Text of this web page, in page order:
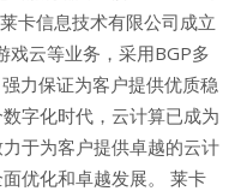
卡信息技术有限公司成立
云等业务，采用BGP多
力保证为客户提供优质稳
字化时代，云计算已成为
于为客户提供卓越的云计
优化和卓越发展。 莱卡